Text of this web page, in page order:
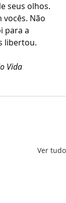
seus olhos.
vocês. Não
para a
libertou.
Vida
Ver tudo